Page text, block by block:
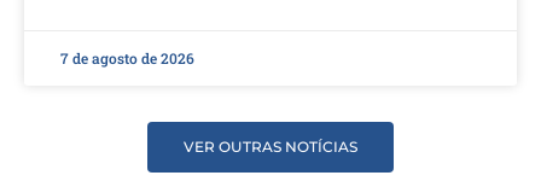
7 de agosto de 2026
VER OUTRAS NOTÍCIAS